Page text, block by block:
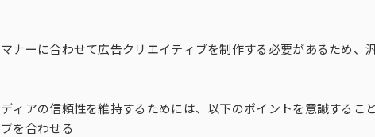
ナーに合わせて広告クリエイティブを制作する必要があるため、
ィアの信頼性を維持するためには、以下のポイントを意識するこ
を合わせる